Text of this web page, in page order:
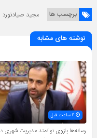
برچسب ها مجید صیادنورد
نوشته های مشابه
2 ساعت قبل
رسانه‌ها بازوی توانمند مدیریت شهری